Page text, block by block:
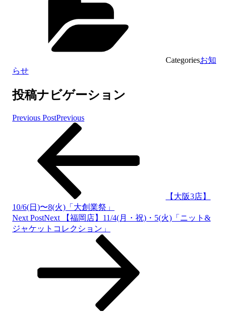
Categoriesお知
らせ
投稿ナビゲーション
Previous PostPrevious
【大阪3店】
10/6(日)〜8(火)「大創業祭」
Next PostNext
【福岡店】11/4(月・祝)・5(火)「ニット&
ジャケットコレクション」